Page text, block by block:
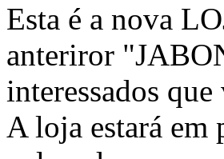
Esta é a nova
anteriror
interessados
A loja estará em